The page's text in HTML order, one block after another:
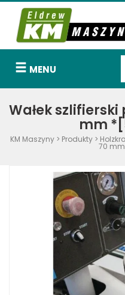
MENU
Wałek
mm
KM Maszyny> Produkty>
70